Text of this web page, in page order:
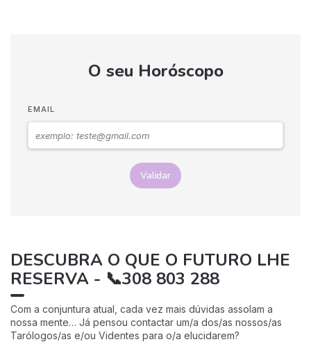
O seu Horóscopo
EMAIL
Validar
DESCUBRA O QUE O FUTURO LHE
RESERVA - 📞308 803 288
Com a conjuntura atual, cada vez mais dúvidas assolam a
nossa mente… Já pensou contactar um/a dos/as nossos/as
Tarólogos/as e/ou Videntes para o/a elucidarem?